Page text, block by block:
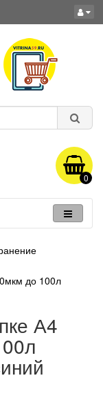
0
до 100л
А4